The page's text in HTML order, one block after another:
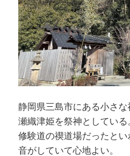
静岡県三島市にある小さな
瀬織津姫を祭神としている
修験道の禊道場だったと
音がしていて心地よい。